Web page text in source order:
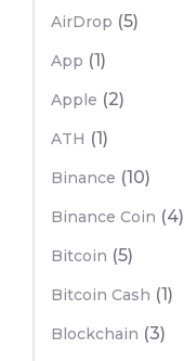
AirDrop (5)
App (1)
Apple (2)
ATH (1)
Binance (10)
Binance Coin (4)
Bitcoin (5)
Bitcoin Cash (1)
Blockchain (3)